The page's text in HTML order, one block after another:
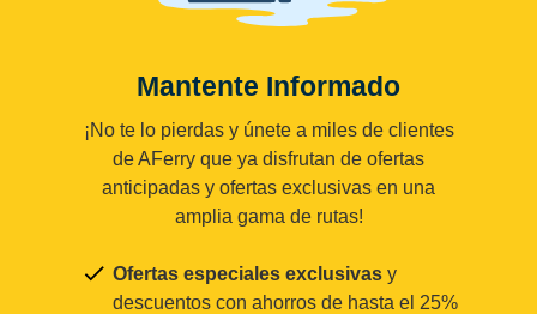
Mantente Informado
¡No te lo pierdas y únete a miles de clientes
de AFerry que ya disfrutan de ofertas
anticipadas y ofertas exclusivas en una
amplia gama de rutas!
Ofertas especiales exclusivas y
descuentos con ahorros de hasta el 25%